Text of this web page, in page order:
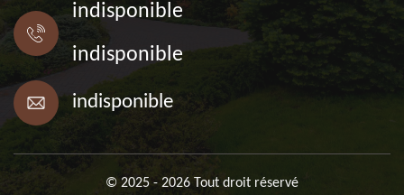
indisponible
indisponible
indisponible
© 2025 - 2026 Tout droit réservé